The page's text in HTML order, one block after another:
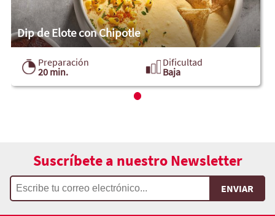
Dip de Elote con Chipotle
Preparación
20 min.
Dificultad
Baja
Suscríbete a nuestro Newsletter